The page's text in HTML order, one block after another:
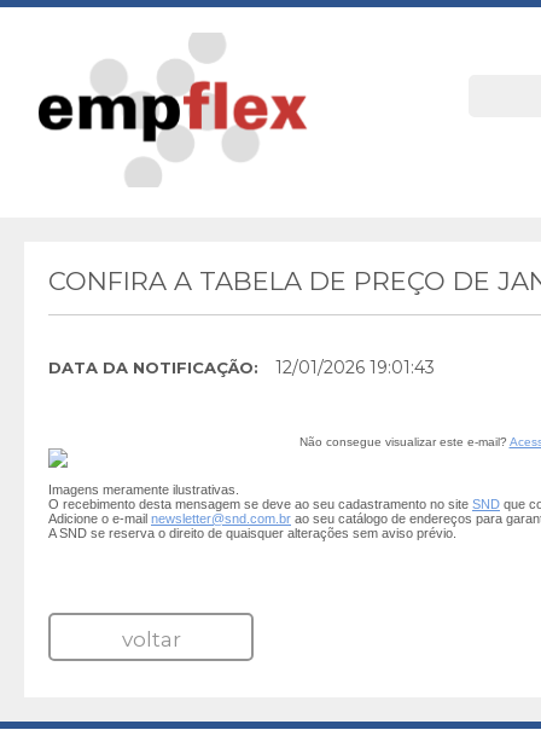
CONFIRA A TABELA DE PREÇO DE
DATA DA NOTIFICAÇÃO: 12/01/2026 19:01:43
Não consegue visualizar este e-mail?
Imagens meramente ilustrativas.
O recebimento desta mensagem se deve ao seu cadastramento no site SND que
Adicione o e-mail newsletter@snd.com.br ao seu catálogo de endereços para
A SND se reserva o direito de quaisquer alterações sem aviso prévio.
voltar